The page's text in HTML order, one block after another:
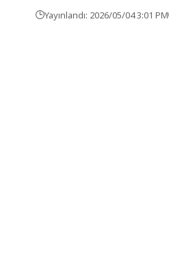
Yayınlandı: 2026/05/04 3:01 PM